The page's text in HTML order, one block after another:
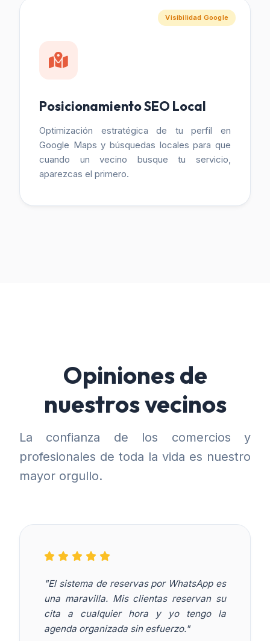
Visibilidad Google
Posicionamiento SEO Local
Optimización estratégica de tu perfil en
Google Maps y búsquedas locales para que
cuando un vecino busque tu servicio,
aparezcas el primero.
Opiniones de
nuestros vecinos
La confianza de los comercios y
profesionales de toda la vida es nuestro
mayor orgullo.
"El sistema de reservas por WhatsApp es
una maravilla. Mis clientas reservan su
cita a cualquier hora y yo tengo la
agenda organizada sin esfuerzo."